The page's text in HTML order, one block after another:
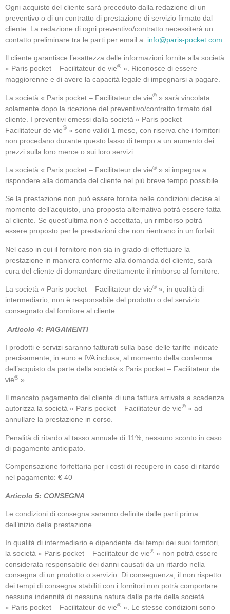
Ogni acquisto del cliente sarà preceduto dalla redazione di un
preventivo o di un contratto di prestazione di servizio firmato dal
cliente. La redazione di ogni preventivo/contratto necessiterà un
contatto preliminare tra le parti per email a: info@paris-pocket.com
Il cliente garantisce l’esattezza delle informazioni fornite alla società
« Paris pocket – Facilitateur de vie® ». Riconosce di essere
maggiorenne e di avere la capacità legale di impegnarsi a pagare.
La società « Paris pocket – Facilitateur de vie® » sarà vincolata
solamente dopo la ricezione del preventivo/contratto firmato dal
cliente. I preventivi emessi dalla società « Paris pocket –
Facilitateur de vie® » sono validi 1 mese, con riserva che i fornitori
non procedano durante questo lasso di tempo a un aumento dei
prezzi sulla loro merce o sui loro servizi.
La società « Paris pocket – Facilitateur de vie® » si impegna a
rispondere alla domanda del cliente nel più breve tempo possibile.
Se la prestazione non può essere fornita nelle condizioni decise al
momento dell’acquisto, una proposta alternativa potrà essere fatta
al cliente. Se quest’ultima non è accettata, un rimborso potrà
essere proposto per le prestazioni che non rientrano in un forfait.
Nel caso in cui il fornitore non sia in grado di effettuare la
prestazione in maniera conforme alla domanda del cliente, sarà
cura del cliente di domandare direttamente il rimborso al fornitore.
La società « Paris pocket – Facilitateur de vie® », in qualità di
intermediario, non è responsabile del prodotto o del servizio
consegnato dal fornitore al cliente.
Articolo 4: PAGAMENTI
I prodotti e servizi saranno fatturati sulla base delle tariffe indicate
precisamente, in euro e IVA inclusa, al momento della conferma
dell’acquisto da parte della società « Paris pocket – Facilitateur de
vie® ».
Il mancato pagamento del cliente di una fattura arrivata a scadenza
autorizza la società « Paris pocket – Facilitateur de vie® » ad
annullare la prestazione in corso.
Penalità di ritardo al tasso annuale di 11%, nessuno sconto in caso
di pagamento anticipato.
Compensazione forfettaria per i costi di recupero in caso di ritardo
nel pagamento: € 40
Articolo 5: CONSEGNA
Le condizioni di consegna saranno definite dalle parti prima
dell’inizio della prestazione.
In qualità di intermediario e dipendente dai tempi dei suoi fornitori,
la società « Paris pocket – Facilitateur de vie® » non potrà essere
considerata responsabile dei danni causati da un ritardo nella
consegna di un prodotto o servizio. Di conseguenza, il non rispetto
dei tempi di consegna stabiliti con i fornitori non potrà comportare
nessuna indennità di nessuna natura dalla parte della società
« Paris pocket – Facilitateur de vie® ». Le stesse condizioni sono